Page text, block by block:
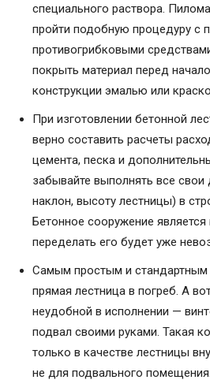
специального раствора.
пройти подобную процедуру с
противогрибковыми
покрыть материал перед
конструкции эмалью или
При изготовлении бетонной
верно составить расчеты
цемента, песка и
забывайте выполнять все свои
наклон, высоту лестницы) в
Бетонное сооружение
переделать его будет уже
Самым простым и стандартным
прямая лестница в погреб. А
неудобной в исполнении —
подвал своими руками. Такая
только в качестве лестницы
не для подвального помещения.